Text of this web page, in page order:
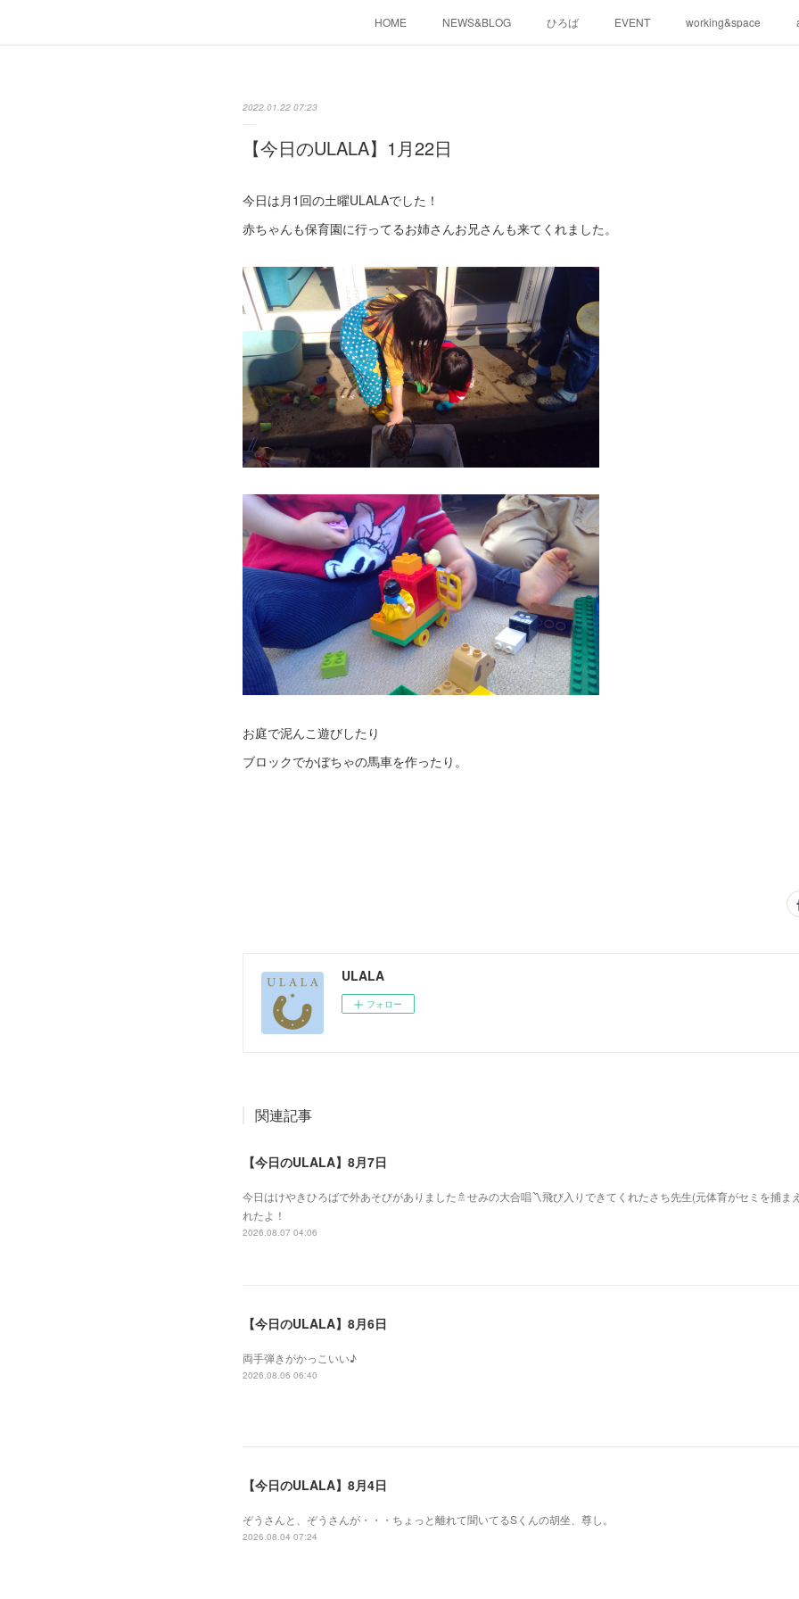
HOME NEWS&BLOG ひろば EVENT working&space
2022.01.22 07:23
【今日のULALA】1月22日
今日は月1回の土曜ULALAでした！
赤ちゃんも保育園に行ってるお姉さんお兄さんも来てくれました。
お庭で泥んこ遊びしたり
ブロックでかぼちゃの馬車を作ったり。
ULALA
フォロー
関連記事
【今日のULALA】8月7日
今日はけやきひろばで外あそびがありました🚿せみの大合唱〽飛び入りできてくれたさち先生(元体育がセミを捕ま
れたよ！
2026.08.07 04:06
【今日のULALA】8月6日
両手弾きがかっこいい♪
2026.08.06 06:40
【今日のULALA】8月4日
ぞうさんと、ぞうさんが・・・ちょっと離れて聞いてるSくんの胡坐、尊し。
2026.08.04 07:24